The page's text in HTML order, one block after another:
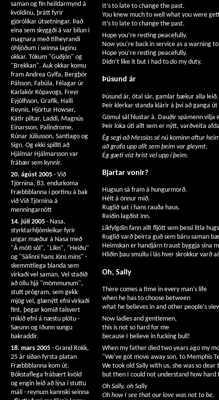
saman og fín heildarmynd á
kvöldinu, þrátt fyrir
gjörólíkar útsetningar. Það
eina sem skyggði á var bilun í
magnara með tilheyrandi
óhljóðum í seinna laginu
okkar. Tókum "Guðjón" og
"Brekkan". Auk okkar komu
fram Andrea Gylfa, Bergþór
Pálsson, Fabúla, Félagar úr
Karlakór Kópavogs, Freyr
Eyjólfsson, Grafík, Halli
Reynis, Hjörtur Howser,
Kátir piltar, Laddi, Magnús
Einarsson, Palindrome,
Rúnar Júlíusson, Santiago og
Sign. Og ekki spillti að
Hjálmar Hjálmarsson var
frábær sem kynnir.
20. ágúst 2005 - Við
Tjörnina, 83. endurkoma
Fræbbblanna í portinu á bak
við Við Tjörnina á
menningarnótt
14. júlí 2005 - Nasa,
styrktarhljómleikar fyrir
ungar mæður á Nasa með
"Á móti sól", "Líkn", "Heiðu"
og "Sálinni hans Jóns míns" -
skemmtilega blanda sem
virkaði vel saman. Vel staðið
að öllu hjá "mömmunum",
stutt prógram, sem gekk
mjög vel, glænýtt efni virkaði
fínt, þegar komið talsvert
mikið efni á næstu plötu -
Sæunn og Iðunn sungu
bakraddir.
18. mars 2005 - Grand Rokk,
25 ár síðan fyrsta platan
Fræbbblanna kom út.
Bókstaflega frábært kvöld
og engin leið að lýsa í stuttu
máli - reynum kannski seinna
It’s to late to change the past.
You knew much to well what you were
It’s to late to change the past.
Hope you’re resting peacefully.
Now you’re back in service as a warning
Hope you’re resting peacefully.
Didn’t like it but I had to do my duty.
Þúsund ár
Þúsund ár, ótal sár, gamlar bækur alla leið.
Þeir klerkar standa klárir á því að ganga
Gömul sál hlustar á. Dauðir spámenn vilja
Þeir loka úti allt sem er nýtt, varðveita
Ég segi að Messías sé nú kominn aftur
að grafa upp allt sem þeim var gleymt.
Ég gæti víst hrist vel upp í þeim.
Bjartar vonir?
Hugsun sá fram á hungurmorð.
Hélt á önnur mið.
Ruglið sat í hans rauða haus.
Reiðin lagðist inn.
Líkfylgdin fann allt fljótt sem þessi litla
Ruglið varð þeirra guð sem báru saman
Heimskan er handjárn traust byggja sína
Hliðin þau smullu í lás hver skrokkur varð
Oh, Sally
There comes a time in every man's life
when he has to choose between
what he believes in and other people's
Now ladies and gentlemen,
this is not so hard for me
because I believe in fucking bull!
When my father died two years ago my
"We've got move away son, to Memphis
We took old Sally with us, she was so dear
but then I could not understand how hard
Oh Sally, oh Sally
Oh how I see that our love was not to be.